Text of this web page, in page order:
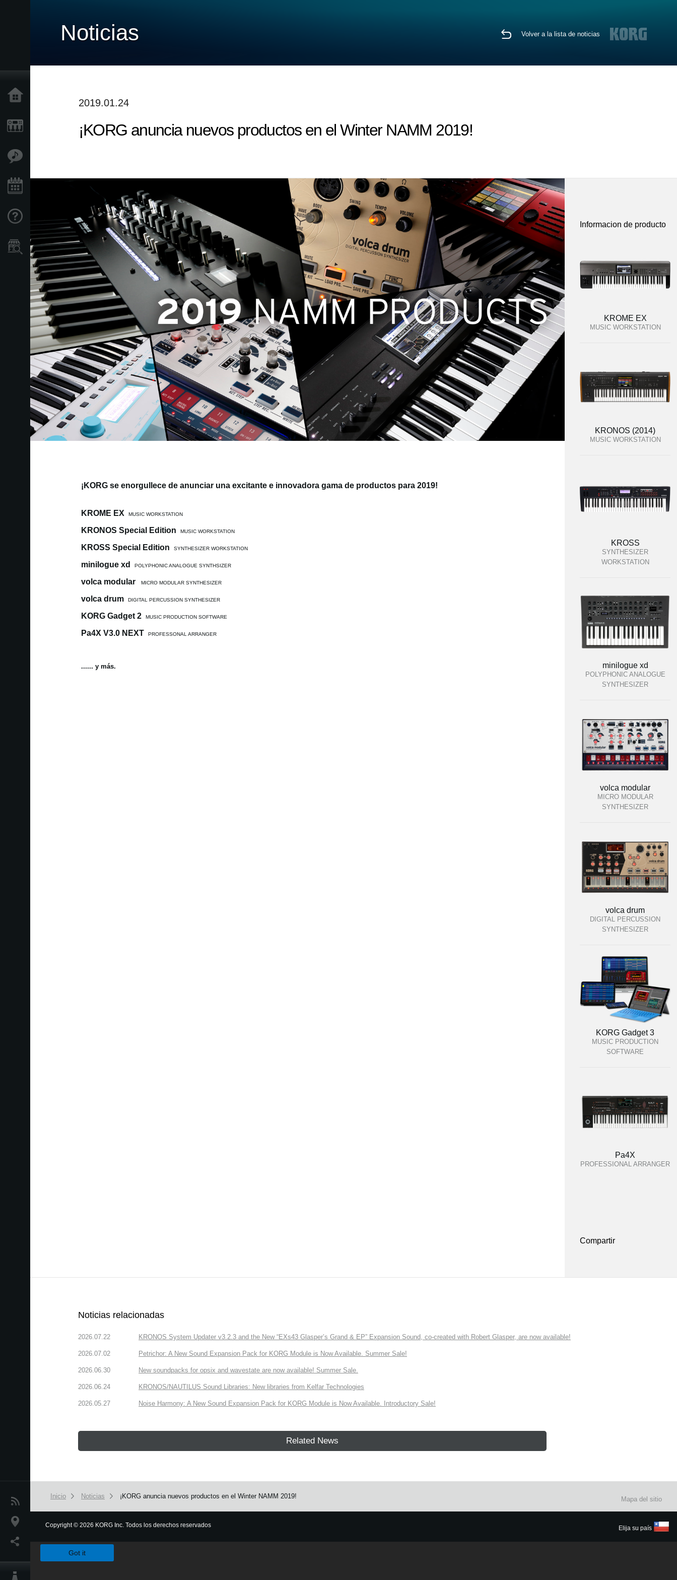
Localizador
de
Tiendas
Noticias
Ubicación
Noticias Volver a la lista de noticias
2019.01.24
¡KORG anuncia nuevos productos en el Winter NAMM 2019!
¡KORG se enorgullece de anunciar una excitante e innovadora gama de productos para 2019!
KROME EX MUSIC WORKSTATION
KRONOS Special Edition MUSIC WORKSTATION
KROSS Special Edition SYNTHESIZER WORKSTATION
minilogue xd POLYPHONIC ANALOGUE SYNTHSIZER
volca modular MICRO MODULAR SYNTHESIZER
volca drum DIGITAL PERCUSSION SYNTHESIZER
KORG Gadget 2 MUSIC PRODUCTION SOFTWARE
Pa4X V3.0 NEXT PROFESSONAL ARRANGER
...... y más.
Informacion de producto
KROME EX
MUSIC WORKSTATION
KRONOS (2014)
MUSIC WORKSTATION
KROSS
SYNTHESIZER
WORKSTATION
minilogue xd
POLYPHONIC ANALOGUE
SYNTHESIZER
volca modular
MICRO MODULAR
SYNTHESIZER
volca drum
DIGITAL PERCUSSION
SYNTHESIZER
KORG Gadget 3
MUSIC PRODUCTION
SOFTWARE
Pa4X
PROFESSIONAL ARRANGER
Compartir
Noticias relacionadas
2026.07.22 KRONOS System Updater v3.2.3 and the New “EXs43 Glasper’s Grand & EP” Expansion Sound, co-created with Robert Glasper, are now available!
2026.07.02 Petrichor: A New Sound Expansion Pack for KORG Module is Now Available. Summer Sale!
2026.06.30 New soundpacks for opsix and wavestate are now available! Summer Sale.
2026.06.24 KRONOS/NAUTILUS Sound Libraries: New libraries from Kelfar Technologies
2026.05.27 Noise Harmony: A New Sound Expansion Pack for KORG Module is Now Available. Introductory Sale!
Related News
Inicio Noticias ¡KORG anuncia nuevos productos en el Winter NAMM 2019! Mapa del sitio
Copyright© 2026 KORG Inc. Todos los derechos reservados Elija su país
Got it